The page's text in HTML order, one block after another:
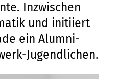
Inzwischen
und initiiert
ein Alumni-
Jugendlichen.